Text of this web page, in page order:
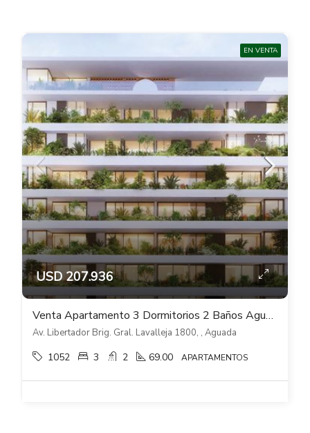
EN VENTA
USD 207.936
Venta Apartamento 3 Dormitorios 2 Baños Aguada 01 Libertador
Av. Libertador Brig. Gral. Lavalleja 1800, , Aguada
1052 3 2 69.00 APARTAMENTOS